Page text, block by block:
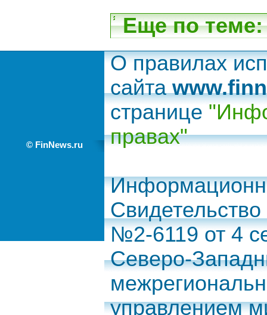
Еще по теме:
© FinNews.ru
О правилах
сайта
странице
правах"
№2-6119 от 4
Северо-
управлением